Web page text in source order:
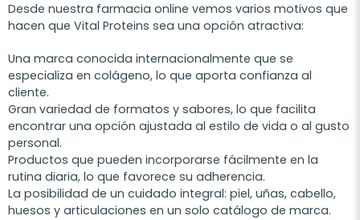
Desde nuestra farmacia online vemos varios motivos que
hacen que Vital Proteins sea una opción atractiva:
Una marca conocida internacionalmente que se
especializa en colágeno, lo que aporta confianza al
cliente.
Gran variedad de formatos y sabores, lo que facilita
encontrar una opción ajustada al estilo de vida o al gusto
personal.
Productos que pueden incorporarse fácilmente en la
rutina diaria, lo que favorece su adherencia.
La posibilidad de un cuidado integral: piel, uñas, cabello,
huesos y articulaciones en un solo catálogo de marca.